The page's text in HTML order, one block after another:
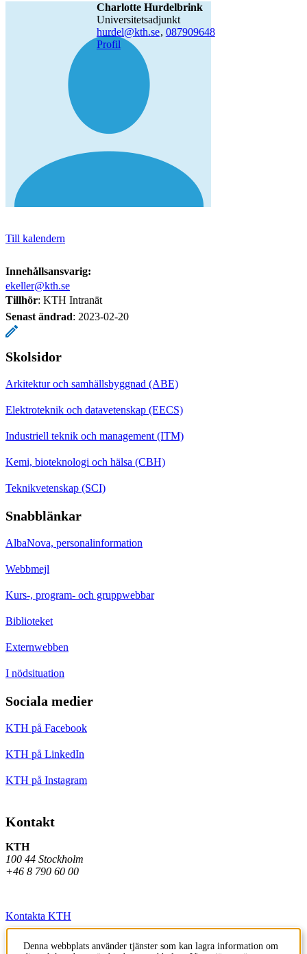
Charlotte Hurdelbrink
universitetsadjunkt
hurdel@kth.se, 087909648
Profil
Till kalendern
Innehållsansvarig:
ekeller@kth.se
Tillhör: KTH Intranät
Senast ändrad: 2023-02-20
Skolsidor
Arkitektur och samhällsbyggnad (ABE)
Elektroteknik och datavetenskap (EECS)
Industriell teknik och management (ITM)
Kemi, bioteknologi och hälsa (CBH)
Teknikvetenskap (SCI)
Snabblänkar
AlbaNova, personalinformation
Webbmejl
Kurs-, program- och gruppwebbar
Biblioteket
Externwebben
I nödsituation
Sociala medier
KTH på Facebook
KTH på LinkedIn
KTH på Instagram
Kontakt
KTH
100 44 Stockholm
+46 8 790 60 00
Kontakta KTH
Jobba på KTH
Denna webbplats använder tjänster som kan lagra information om